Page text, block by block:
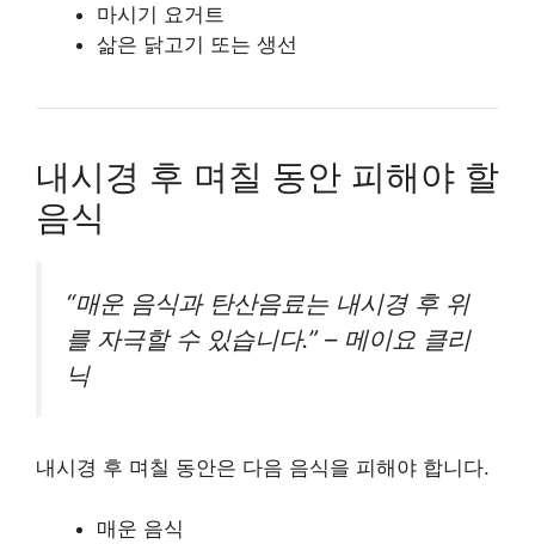
마시기 요거트
삶은 닭고기 또는 생선
내시경 후 며칠 동안 피해야 할
음식
“매운 음식과 탄산음료는 내시경 후 위
를 자극할 수 있습니다.” – 메이요 클리
닉
내시경 후 며칠 동안은 다음 음식을 피해야 합니다.
매운 음식